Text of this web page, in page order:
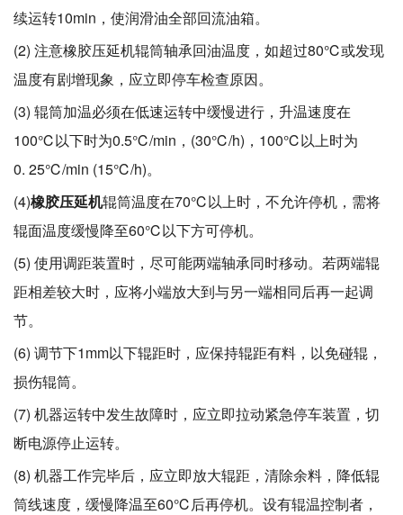
续运转10min，使润滑油全部回流油箱。
(2) 注意橡胶压延机辊筒轴承回油温度，如超过80℃或发现
温度有剧增现象，应立即停车检查原因。
(3) 辊筒加温必须在低速运转中缓慢进行，升温速度在
100℃以下时为0.5℃/min，(30℃/h)，100℃以上时为
0. 25℃/min (15℃/h)。
(4)橡胶压延机辊筒温度在70℃以上时，不允许停机，需将
辊面温度缓慢降至60℃以下方可停机。
(5) 使用调距装置时，尽可能两端轴承同时移动。若两端辊
距相差较大时，应将小端放大到与另一端相同后再一起调
节。
(6) 调节下1mm以下辊距时，应保持辊距有料，以免碰辊，
损伤辊筒。
(7) 机器运转中发生故障时，应立即拉动紧急停车装置，切
断电源停止运转。
(8) 机器工作完毕后，应立即放大辊距，清除余料，降低辊
筒线速度，缓慢降温至60℃后再停机。设有辊温控制者，